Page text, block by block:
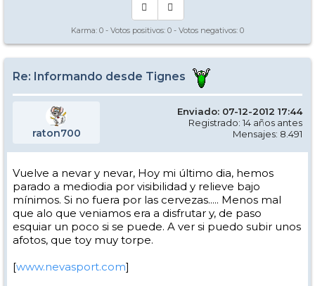
Karma: 0 - Votos positivos: 0 - Votos negativos: 0
Re: Informando desde Tignes
raton700
Enviado: 07-12-2012 17:44
Registrado: 14 años antes
Mensajes: 8.491
Vuelve a nevar y nevar, Hoy mi último dia, hemos
parado a mediodia por visibilidad y relieve bajo
mínimos. Si no fuera por las cervezas..... Menos mal
que alo que veniamos era a disfrutar y, de paso
esquiar un poco si se puede. A ver si puedo subir unos
afotos, que toy muy torpe.
[www.nevasport.com]